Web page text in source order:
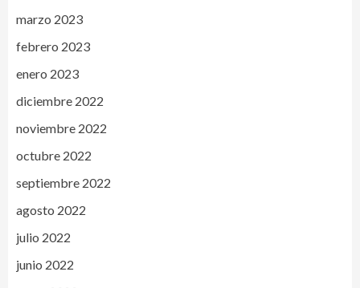
marzo 2023
febrero 2023
enero 2023
diciembre 2022
noviembre 2022
octubre 2022
septiembre 2022
agosto 2022
julio 2022
junio 2022